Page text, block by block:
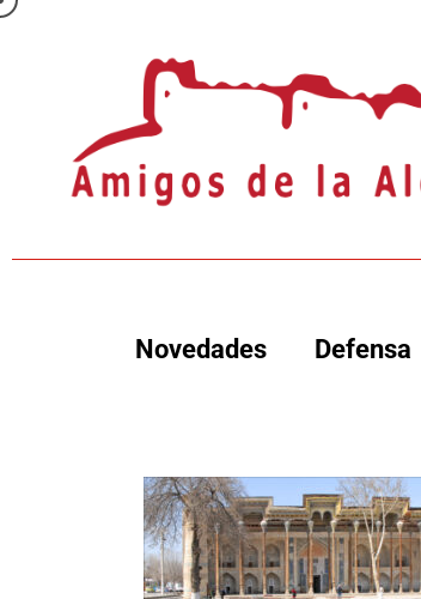
Novedades Defensa